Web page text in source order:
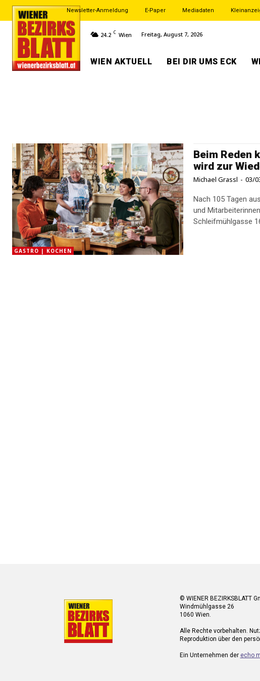
Newsletter-Anmeldung E-Paper Mediadaten
24.2 C Wien Freitag, August 7, 2026
WIEN AKTUELL BEI DIR UMS ECK
GASTRO | KOCHEN
Beim Reden
wird zur
Michael Grassl - 03/
Nach 105 Tagen
und
Schleifmühlgasse
© WIENER BEZIRKSBLATT
Windmühlgasse 26
1060 Wien.
Alle Rechte vorbehalten.
Reproduktion über den
Ein Unternehmen der echo